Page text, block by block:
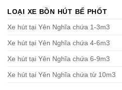
LOẠI XE BỒN HÚT BỂ PHỐT
Xe hút tại Yên Nghĩa chứa 1-3m3
Xe hút tại Yên Nghĩa chứa 4-6m3
Xe hút tại Yên Nghĩa chứa 6-9m3
Xe hút tại Yên Nghĩa chứa từ 10m3